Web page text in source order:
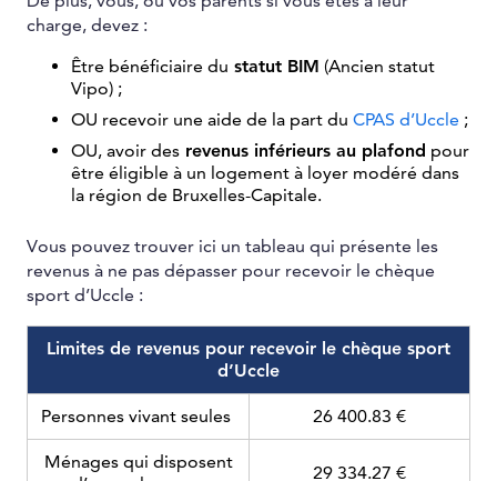
charge, devez :
Être bénéficiaire du statut BIM (Ancien statut
Vipo) ;
OU recevoir une aide de la part du CPAS d’Uccle ;
OU, avoir des revenus inférieurs au plafond pour
être éligible à un logement à loyer modéré dans
la région de Bruxelles-Capitale.
Vous pouvez trouver ici un tableau qui présente les
revenus à ne pas dépasser pour recevoir le chèque
sport d’Uccle :
Limites de revenus pour recevoir le chèque sport
d’Uccle
Personnes vivant seules 26 400.83 €
Ménages qui disposent
29 334.27 €